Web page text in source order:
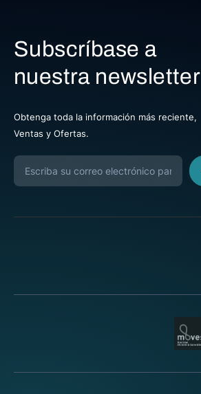
Subscríbase a
nuestra newsletter
Obtenga toda la información más reciente,
Ventas y Ofertas.